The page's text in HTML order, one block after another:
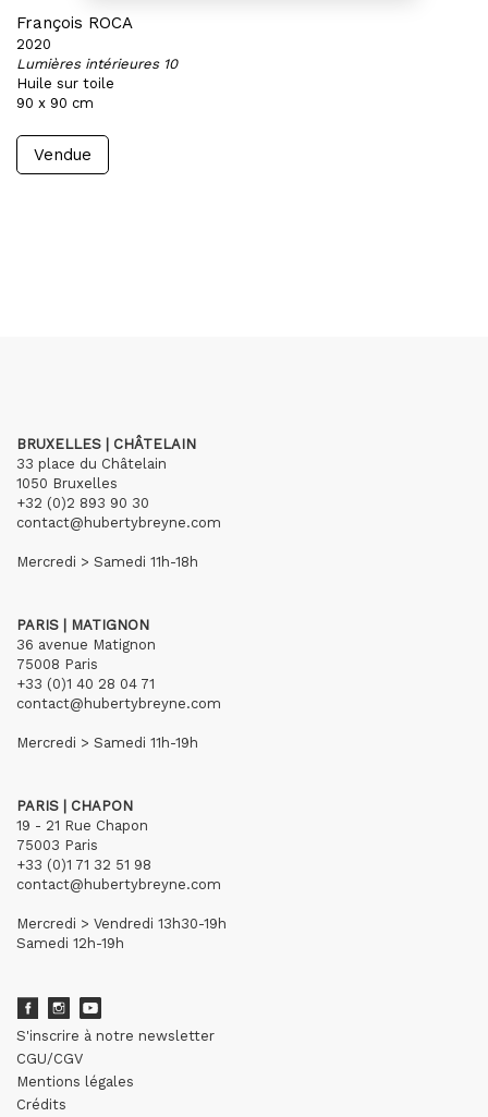
François ROCA
2020
Lumières intérieures 10
Huile sur toile
90 x 90 cm
Vendue
BRUXELLES | CHÂTELAIN
33 place du Châtelain
1050 Bruxelles
+32 (0)2 893 90 30
contact@hubertybreyne.com
Mercredi > Samedi 11h-18h
PARIS | MATIGNON
36 avenue Matignon
75008 Paris
+33 (0)1 40 28 04 71
contact@hubertybreyne.com
Mercredi > Samedi 11h-19h
PARIS | CHAPON
19 - 21 Rue Chapon
75003 Paris
+33 (0)1 71 32 51 98
contact@hubertybreyne.com
Mercredi > Vendredi 13h30-19h
Samedi 12h-19h
S'inscrire à notre newsletter
CGU/CGV
Mentions légales
Crédits